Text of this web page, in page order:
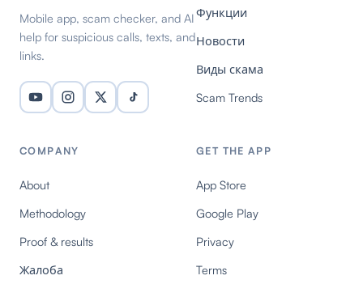
Mobile app, scam checker, and AI
help for suspicious calls, texts, and
links.
Функции
Новости
Виды скама
Scam Trends
COMPANY
About
Methodology
Proof & results
Жалоба
GET THE APP
App Store
Google Play
Privacy
Terms